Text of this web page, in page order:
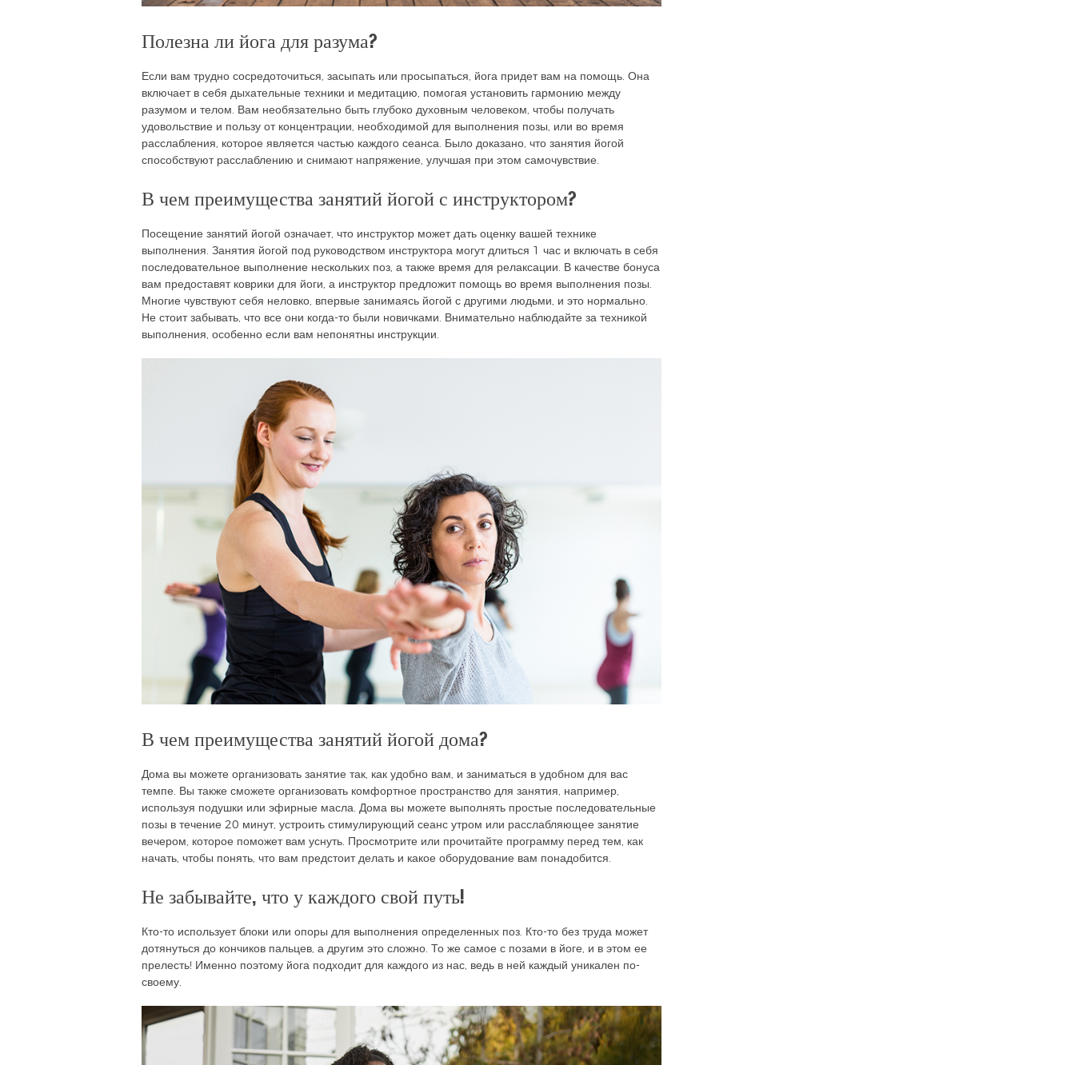
Полезна ли йога для разума?
Если вам трудно сосредоточиться, засыпать или просыпаться, йога придет вам на помощь. Она
включает в себя дыхательные техники и медитацию, помогая установить гармонию между
разумом и телом. Вам необязательно быть глубоко духовным человеком, чтобы получать
удовольствие и пользу от концентрации, необходимой для выполнения позы, или во время
расслабления, которое является частью каждого сеанса. Было доказано, что занятия йогой
способствуют расслаблению и снимают напряжение, улучшая при этом самочувствие.
В чем преимущества занятий йогой с инструктором?
Посещение занятий йогой означает, что инструктор может дать оценку вашей технике
выполнения. Занятия йогой под руководством инструктора могут длиться 1 час и включать в себя
последовательное выполнение нескольких поз, а также время для релаксации. В качестве бонуса
вам предоставят коврики для йоги, а инструктор предложит помощь во время выполнения позы.
Многие чувствуют себя неловко, впервые занимаясь йогой с другими людьми, и это нормально.
Не стоит забывать, что все они когда-то были новичками. Внимательно наблюдайте за техникой
выполнения, особенно если вам непонятны инструкции.
В чем преимущества занятий йогой дома?
Дома вы можете организовать занятие так, как удобно вам, и заниматься в удобном для вас
темпе. Вы также сможете организовать комфортное пространство для занятия, например,
используя подушки или эфирные масла. Дома вы можете выполнять простые последовательные
позы в течение 20 минут, устроить стимулирующий сеанс утром или расслабляющее занятие
вечером, которое поможет вам уснуть. Просмотрите или прочитайте программу перед тем, как
начать, чтобы понять, что вам предстоит делать и какое оборудование вам понадобится.
Не забывайте, что у каждого свой путь!
Кто-то использует блоки или опоры для выполнения определенных поз. Кто-то без труда может
дотянуться до кончиков пальцев, а другим это сложно. То же самое с позами в йоге, и в этом ее
прелесть! Именно поэтому йога подходит для каждого из нас, ведь в ней каждый уникален по-
своему.